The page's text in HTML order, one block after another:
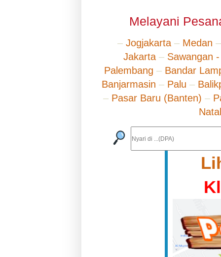
Melayani
–Jogjakarta – Medan
Jakarta – Sawangan
Palembang – Bandar
Banjarmasin – Palu –
– Pasar Baru (Banten) –
Natal